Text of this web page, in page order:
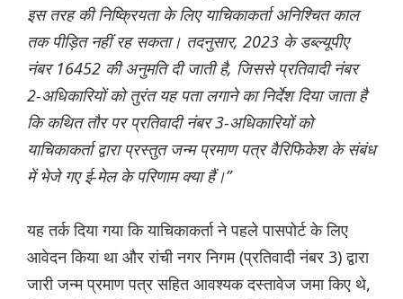
इस तरह की निष्क्रियता के लिए याचिकाकर्ता अनिश्चित काल
तक पीड़ित नहीं रह सकता। तदनुसार, 2023 के डब्ल्यूपीए
नंबर 16452 की अनुमति दी जाती है, जिससे प्रतिवादी नंबर
2-अधिकारियों को तुरंत यह पता लगाने का निर्देश दिया जाता है
कि कथित तौर पर प्रतिवादी नंबर 3-अधिकारियों को
याचिकाकर्ता द्वारा प्रस्तुत जन्म प्रमाण पत्र वैरिफिकेश के संबंध
में भेजे गए ई-मेल के परिणाम क्या हैं।”
यह तर्क दिया गया कि याचिकाकर्ता ने पहले पासपोर्ट के लिए
आवेदन किया था और रांची नगर निगम (प्रतिवादी नंबर 3) द्वारा
जारी जन्म प्रमाण पत्र सहित आवश्यक दस्तावेज जमा किए थे,